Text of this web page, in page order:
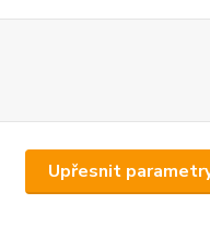
Upřesnit